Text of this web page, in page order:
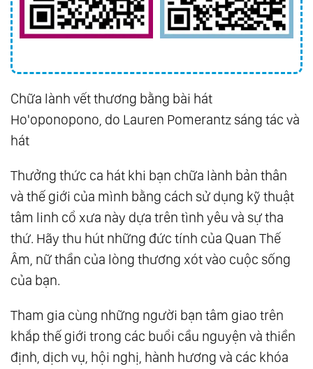
Chữa lành vết thương bằng bài hát
Ho'oponopono, do Lauren Pomerantz sáng tác và
hát
Thưởng thức ca hát khi bạn chữa lành bản thân
và thế giới của mình bằng cách sử dụng kỹ thuật
tâm linh cổ xưa này dựa trên tình yêu và sự tha
thứ. Hãy thu hút những đức tính của Quan Thế
Âm, nữ thần của lòng thương xót vào cuộc sống
của bạn.
Tham gia cùng những người bạn tâm giao trên
khắp thế giới trong các buổi cầu nguyện và thiền
định, dịch vụ, hội nghị, hành hương và các khóa